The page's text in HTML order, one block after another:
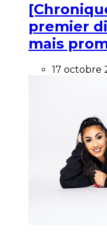
premier
mais
17 octobre